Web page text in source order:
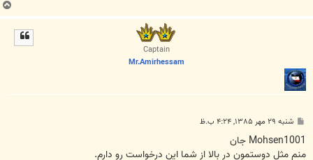
Captain
Mr.Amirhessam
ت
شنبه ۲۹ مهر ۱۳۸۵, ۴:۲۴ ب.ظ
Mohsen1001 جان
منم مثل دوستمون در بالا از شما اين درخواست رو دارم.